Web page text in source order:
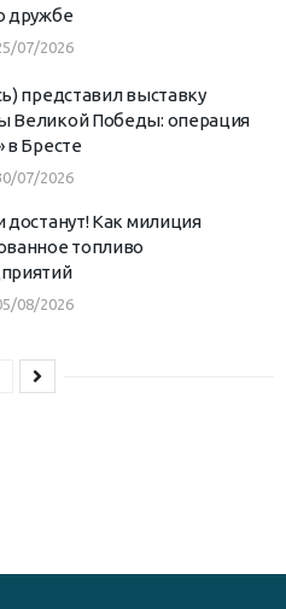
дружбе
07/2026
представил выставку
Великой Победы: операция
в Бресте
07/2026
достанут! Как милиция
топливо
08/2026